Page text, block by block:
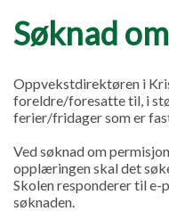
Søknad
Oppvekstdirektøren i
foreldre/foresatte til, i
ferier/fridager som er
Ved søknad om
opplæringen skal det
Skolen responderer til e-
søknaden.